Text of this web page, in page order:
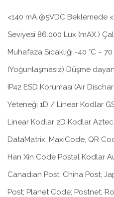
<140 mA @5VDC Beklemede
Seviyesi 86.000 Lux (mAX.)
Muhafaza Sıcaklığı -40 °C ~
(Yoğunlaşmasız) Düşme
IP42 ESD Koruması (Air
Yeteneği 1D / Linear Kodlar
Linear Kodlar 2D Kodlar
DataMatrix, MaxiCode, QR
Han Xin Code Postal Kodlar
Canadian Post; China Post;
Post; Planet Code; Postnet;